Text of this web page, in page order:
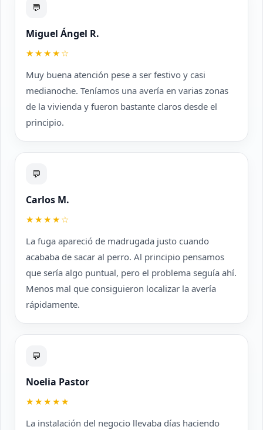
💬
Miguel Ángel R.
★★★★☆
Muy buena atención pese a ser festivo y casi
medianoche. Teníamos una avería en varias zonas
de la vivienda y fueron bastante claros desde el
principio.
💬
Carlos M.
★★★★☆
La fuga apareció de madrugada justo cuando
acababa de sacar al perro. Al principio pensamos
que sería algo puntual, pero el problema seguía ahí.
Menos mal que consiguieron localizar la avería
rápidamente.
💬
Noelia Pastor
★★★★★
La instalación del negocio llevaba días haciendo